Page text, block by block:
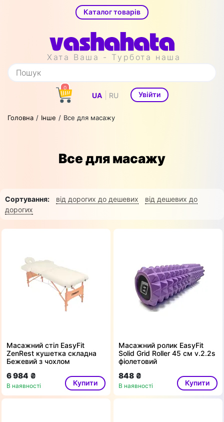
Каталог товарів
Хата Ваша - Турбота наша
0
UA RU Увійти
Головна Інше Все для масажу
Все для масажу
Сортування: від дорогих до дешевих
від дешевих до
дорогих
Масажний стіл EasyFit
ZenRest кушетка складна
Бежевий з чохлом
6 984 ₴
В наявності Купити
Масажний ролик EasyFit
Solid Grid Roller 45 см v.2.2s
фіолетовий
848 ₴
В наявності Купити